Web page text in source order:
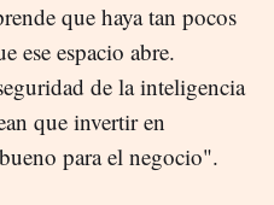
que haya tan pocos
ese espacio abre.
de la inteligencia
que invertir en
para el negocio".